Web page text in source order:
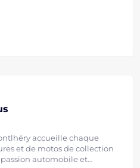
accueille chaque
et de motos de collection
automobile et